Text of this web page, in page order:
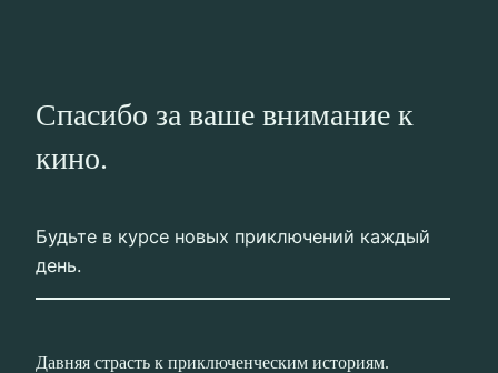
Спасибо за ваше внимание к
кино.
Будьте в курсе новых приключений каждый
день.
Давняя страсть к приключенческим историям.